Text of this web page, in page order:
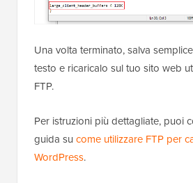
Una volta terminato, salva
testo e ricaricalo sul tuo sito web
FTP.
Per istruzioni più dettagliate, puoi
guida su come utilizzare FTP per
WordPress.